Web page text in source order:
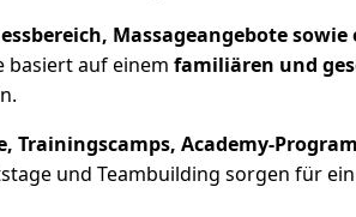
Massageangebote
basiert auf einem familiären und
Trainingscamps, Academy-
und Teambuilding sorgen für